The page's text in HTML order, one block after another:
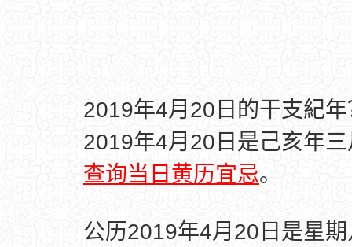
2019年4月20日的干支紀年
2019年4月20日是己亥年
查询当日黄历宜忌。
公历2019年4月20日是星